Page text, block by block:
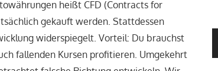
heißt CFD (Contracts for
gekauft werden. Stattdessen
widerspiegelt. Vorteil: Du brauchst
fallenden Kursen profitieren. Umgekehrt